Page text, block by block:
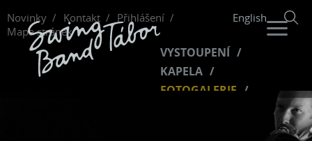
Novinky Kontakt
Přihlášení
Mapa stránek
English
VYSTOUPENÍ
KAPELA
FOTOGALERIE